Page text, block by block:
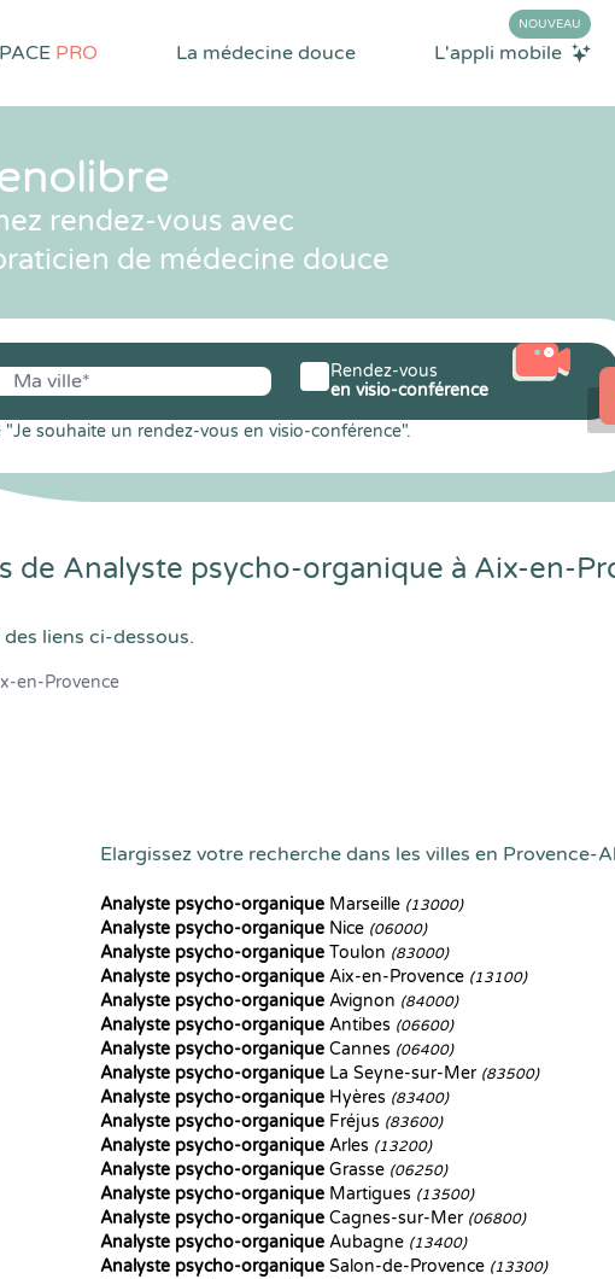
PRO La médecine douce L'appli mobile
NOUVEAU
rendez-vous avec
de médecine douce
souhaite un rendez-vous en visio-conférence".
Rendez-vous
en visio-conférence
de Analyste psycho-organique à Aix-en-
liens ci-dessous.
en-Provence
Elargissez votre recherche dans les villes en Provence-
Analyste psycho-organique Marseille (13000)
Analyste psycho-organique Nice (06000)
Analyste psycho-organique Toulon (83000)
Analyste psycho-organique Aix-en-Provence (13100)
Analyste psycho-organique Avignon (84000)
Analyste psycho-organique Antibes (06600)
Analyste psycho-organique Cannes (06400)
Analyste psycho-organique La Seyne-sur-Mer (83500)
Analyste psycho-organique Hyères (83400)
Analyste psycho-organique Fréjus (83600)
Analyste psycho-organique Arles (13200)
Analyste psycho-organique Grasse (06250)
Analyste psycho-organique Martigues (13500)
Analyste psycho-organique Cagnes-sur-Mer (06800)
Analyste psycho-organique Aubagne (13400)
Analyste psycho-organique Salon-de-Provence (13300)